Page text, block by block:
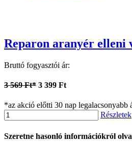
Reparon aranyér elleni
Bruttó fogyasztói ár:
3 569 Ft* 3 399 Ft
*az akció előtti 30 nap legalacsonyabb
Részletek
Szeretne hasonló információkról